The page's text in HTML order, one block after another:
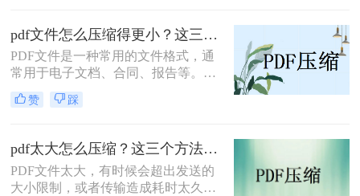
pdf文件怎么压缩得更小？这三种压缩方法快来学~
PDF文件是一种常用的文件格式，通
常用于电子文档、合同、报告等。由
于其包含大量的图像、文字和元数据
等信息，PDF文件的大小可能会比较
小PDF文件的大小，可以采取以下几
种方法，下面一起看看pdf文件怎么压
缩得更小吧。
赞 踩
pdf太大怎么压缩？这三个方法能帮助大家！
PDF文件太大，有时候会超出发送的
大小限制，或者传输造成耗时太久等